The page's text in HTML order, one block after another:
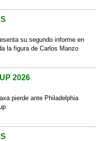
su segundo informe en
la figura de Carlos Manzo
2026
pierde ante Philadelphia